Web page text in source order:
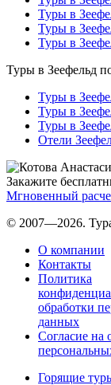
Туры в
Туры в
Туры в
Туры в Зеефельд
Туры в
Туры в
Туры в
Отели
Закажите
Мгновенный
© 2007—2026.
О компании
Контакты
Политика
обработки
данных
Согласие на
Горящие